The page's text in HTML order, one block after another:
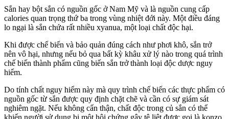
Sắn hay bột sắn có nguồn gốc ở Nam Mỹ và là nguồn cung cấp
calories quan trọng thứ ba trong vùng nhiệt đới này. Một điều đáng
lo ngại là sắn chứa rất nhiều xyanua, một loại chất độc hại.
Khi được chế biến và bảo quản đúng cách như phơi khô, sắn trở
nên vô hại, nhưng nếu bỏ qua bất kỳ khâu xử lý nào trong quá trình
chế biến thành phẩm cũng biến sắn trở thành loại độc dược nguy
hiểm.
Do tính chất nguy hiểm này mà quy trình chế biến các thực phẩm có
nguồn gốc từ sắn được quy định chặt chẽ và cần có sự giám sát
nghiêm ngặt. Nếu không cẩn thận, chất độc trong củ sắn có thể
khiến người sử dụng bị một hội chứng gây tê liệt được gọi là konzo